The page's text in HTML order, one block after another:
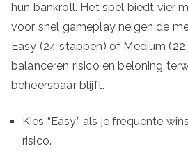
hun bankroll. Het spel biedt vier
voor snel gameplay neigen de
Easy (24 stappen) of Medium
balanceren risico en beloning
beheersbaar blijft.
Kies “Easy” als je frequente
risico.